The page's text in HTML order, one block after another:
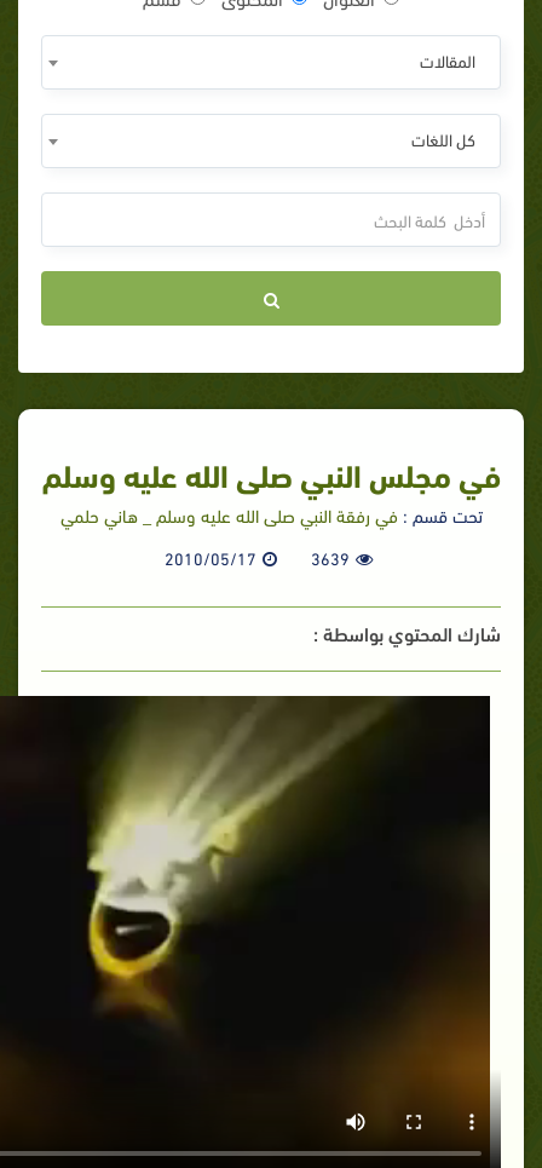
المقالات
كل اللغات
في مجلس النبي صلى الله عليه وسلم
تحت قسم : في رفقة النبي صلى الله عليه وسلم _ هاني حلمي
3639
2010/05/17
شارك المحتوي بواسطة :